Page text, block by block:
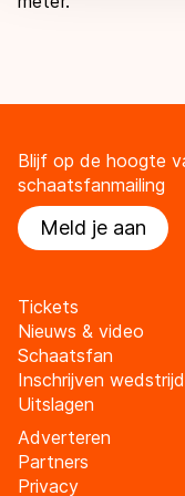
Blijf op de hoogte
schaatsfanmailing
Meld je aan
Tickets
Nieuws & video
Schaatsfan
Inschrijven
Uitslagen
Adverteren
Partners
Privacy